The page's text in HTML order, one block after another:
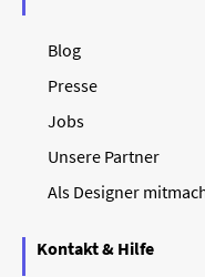
Blog
Presse
Jobs
Unsere Partner
Als Designer
Kontakt & Hilfe